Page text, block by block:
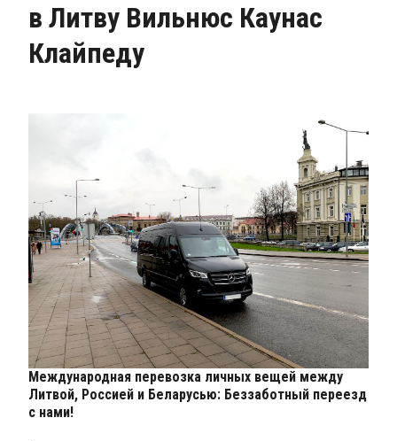
в Литву Вильнюс Каунас
Клайпеду
Международная перевозка личных вещей между
Литвой, Россией и Беларусью: Беззаботный переезд
с нами!